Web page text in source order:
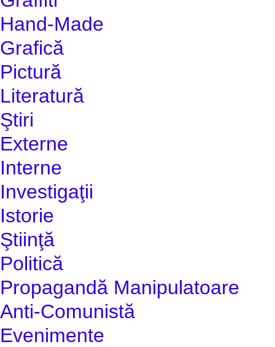
Hand-Made
Grafică
Pictură
Literatură
Ştiri
Externe
Interne
Investigaţii
Istorie
Ştiinţă
Politică
Propagandă Manipulatoare
Anti-Comunistă
Evenimente